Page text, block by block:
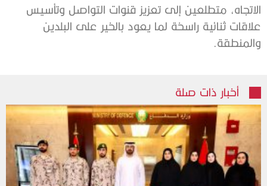
الاتجاه، متطلعين إلى تعزيز قنوات التواصل وتأسيس
علاقات ثنائية راسخة لما يعود بالخير على البلدين
والمنطقة.
أخبار ذات صلة